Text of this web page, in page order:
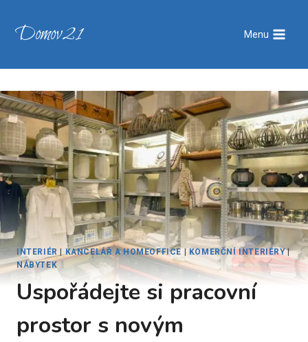
Domov21 Menu
INTERIÉR |KANCELÁŘ A HOMEOFFICE KOMERČNÍ INTERIÉRY|
NÁBYTEK
Uspořádejte si pracovní
prostor s novým